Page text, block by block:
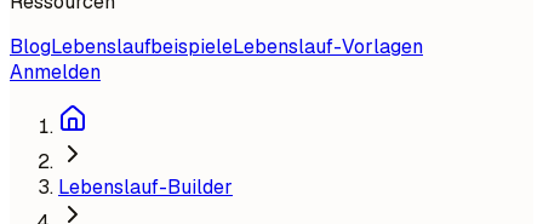
BlogLebenslaufbeispieleLebenslauf-Vorlagen
Anmelden
Lebenslauf-Builder